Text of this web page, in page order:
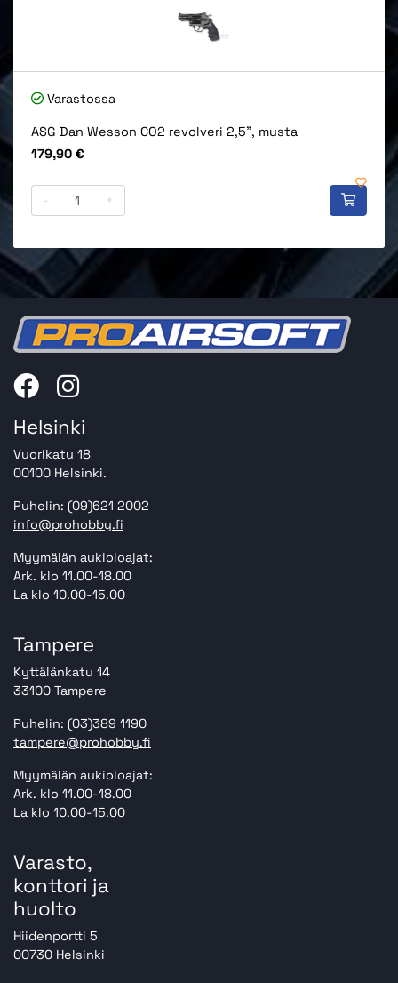
Varastossa
ASG Dan Wesson CO2 revolveri 2,5", musta
Hinta
179,90 €
- +
Helsinki
Vuorikatu 18
00100 Helsinki.
Puhelin: (09)621 2002
info@prohobby.fi
Myymälän aukioloajat:
Ark. klo 11.00-18.00
La klo 10.00-15.00
Tampere
Kyttälänkatu 14
33100 Tampere
Puhelin: (03)389 1190
tampere@prohobby.fi
Myymälän aukioloajat:
Ark. klo 11.00-18.00
La klo 10.00-15.00
Varasto,
konttori ja
huolto
Hiidenportti 5
00730 Helsinki